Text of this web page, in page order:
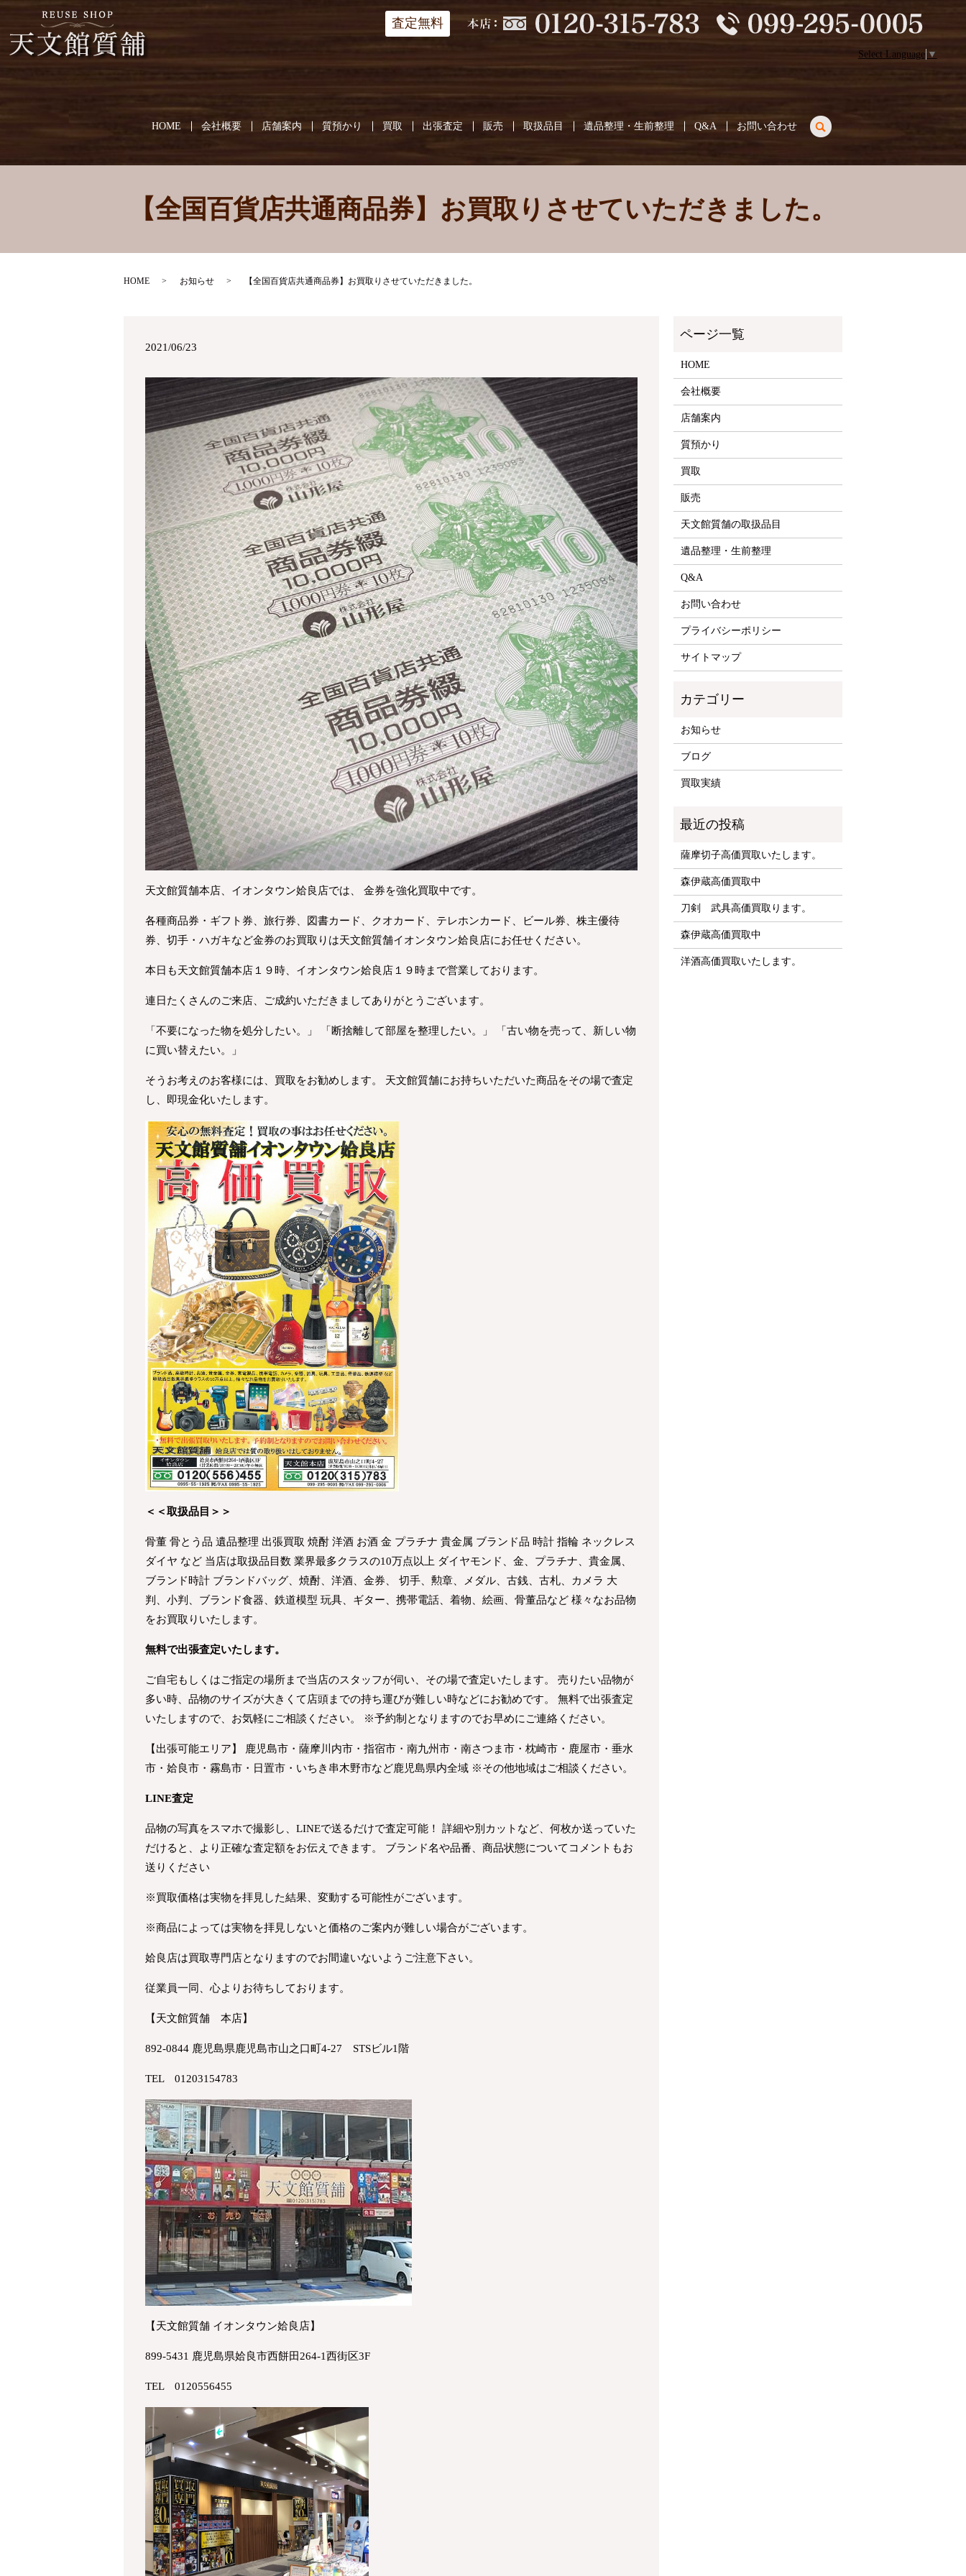
HOME 会社概要 店舗案内 質預かり 買取 出張査定 販売 取扱品目 遺品整理・生前整理 Q&A お問い合わせ search
査定無料
Select Language ▼
【全国百貨店共通商品券】お買取りさせていただきました。
HOME お知らせ 【全国百貨店共通商品券】お買取りさせていただきました。
2021/06/23
天文館質舗本店、イオンタウン姶良店では、 金券を強化買取中です。
各種商品券・ギフト券、旅行券、図書カード、クオカード、テレホンカード、ビール券、株主優待
券、切手・ハガキなど金券のお買取りは天文館質舗イオンタウン姶良店にお任せください。
本日も天文館質舗本店１９時、イオンタウン姶良店１９時まで営業しております。
連日たくさんのご来店、ご成約いただきましてありがとうございます。
「不要になった物を処分したい。」 「断捨離して部屋を整理したい。」 「古い物を売って、新しい物
に買い替えたい。」
そうお考えのお客様には、買取をお勧めします。 天文館質舗にお持ちいただいた商品をその場で査定
し、即現金化いたします。
＜＜取扱品目＞＞
骨董 骨とう品 遺品整理 出張買取 焼酎 洋酒 お酒 金 プラチナ 貴金属 ブランド品 時計 指輪 ネックレス
ダイヤ など 当店は取扱品目数 業界最多クラスの10万点以上 ダイヤモンド、金、プラチナ、貴金属、
ブランド時計 ブランドバッグ、焼酎、洋酒、金券、 切手、勲章、メダル、古銭、古札、カメラ 大
判、小判、ブランド食器、鉄道模型 玩具、ギター、携帯電話、着物、絵画、骨董品など 様々なお品物
をお買取りいたします。
無料で出張査定いたします。
ご自宅もしくはご指定の場所まで当店のスタッフが伺い、その場で査定いたします。 売りたい品物が
多い時、品物のサイズが大きくて店頭までの持ち運びが難しい時などにお勧めです。 無料で出張査定
いたしますので、お気軽にご相談ください。 ※予約制となりますのでお早めにご連絡ください。
【出張可能エリア】 鹿児島市・薩摩川内市・指宿市・南九州市・南さつま市・枕崎市・鹿屋市・垂水
市・姶良市・霧島市・日置市・いちき串木野市など鹿児島県内全域 ※その他地域はご相談ください。
LINE査定
品物の写真をスマホで撮影し、LINEで送るだけで査定可能！ 詳細や別カットなど、何枚か送っていた
だけると、より正確な査定額をお伝えできます。 ブランド名や品番、商品状態についてコメントもお
送りください
※買取価格は実物を拝見した結果、変動する可能性がございます。
※商品によっては実物を拝見しないと価格のご案内が難しい場合がございます。
姶良店は買取専門店となりますのでお間違いないようご注意下さい。
従業員一同、心よりお待ちしております。
【天文館質舗 本店】
892-0844 鹿児島県鹿児島市山之口町4-27 STSビル1階
TEL 01203154783
【天文館質舗 イオンタウン姶良店】
899-5431 鹿児島県姶良市西餅田264-1西街区3F
TEL 0120556455
HOME
会社概要
店舗案内
質預かり
買取
販売
天文館質舗の取扱品目
遺品整理・生前整理
Q&A
お問い合わせ
プライバシーポリシー
サイトマップ
お知らせ
ブログ
買取実績
薩摩切子高価買取いたします。
森伊蔵高価買取中
刀剣 武具高価買取ります。
森伊蔵高価買取中
洋酒高価買取いたします。